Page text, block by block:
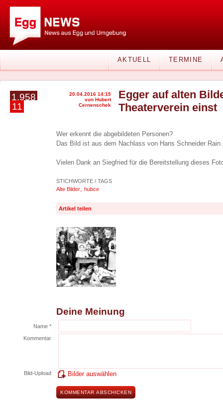
AKTUELL TERMINE
1.958
11
20.04.2016 14:15
von Hubert
Cernenschek
Egger auf alten
Theaterverein einst
Wer erkennt die abgebildeten Personen?
Das Bild ist aus dem Nachlass von Hans Schneider Rain.
Vielen Dank an Siegfried für die Bereitstellung dieses
STICHWORTE / TAGS
Alte Bilder, hubce
Artikel teilen
Deine Meinung
Name *
Kommentar
Bild-Upload Bilder auswählen